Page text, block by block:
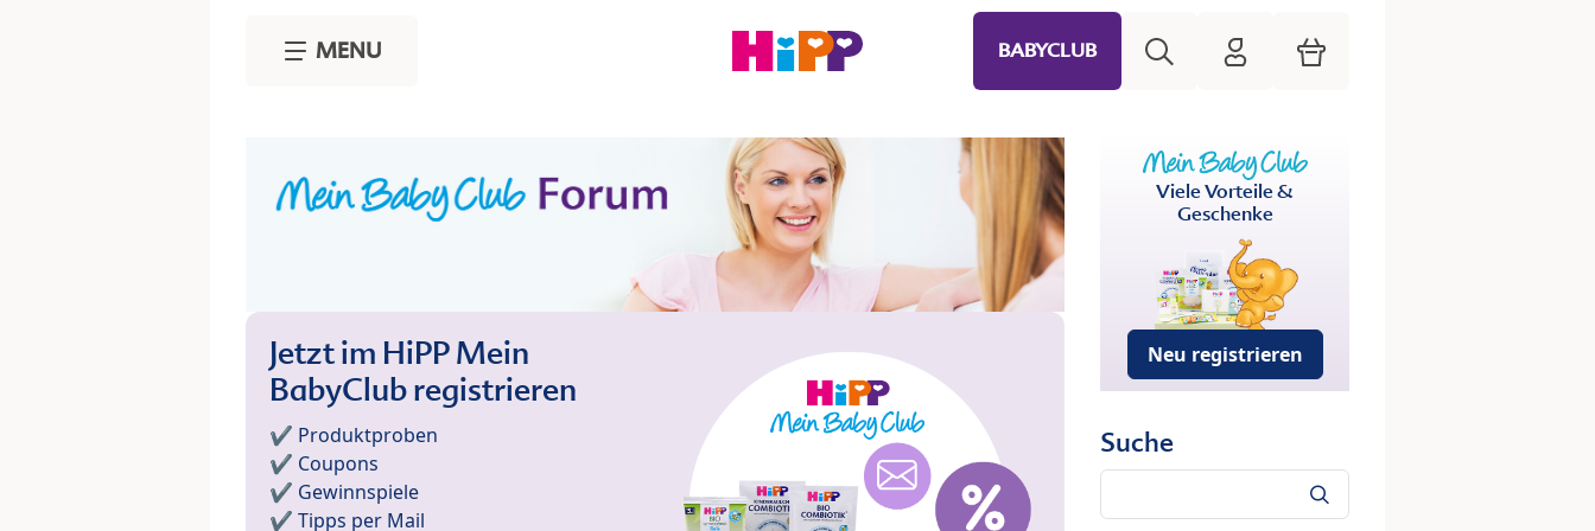
MENU BABYCLUB HiPP Mein Babyclub
Warenkorb
Jetzt im HiPP Mein
BabyClub registrieren
✔️ Produktproben
✔️ Coupons
✔️ Gewinnspiele
✔️ Tipps per Mail
Viele Vorteile &
Geschenke
Neu registrieren
Suche